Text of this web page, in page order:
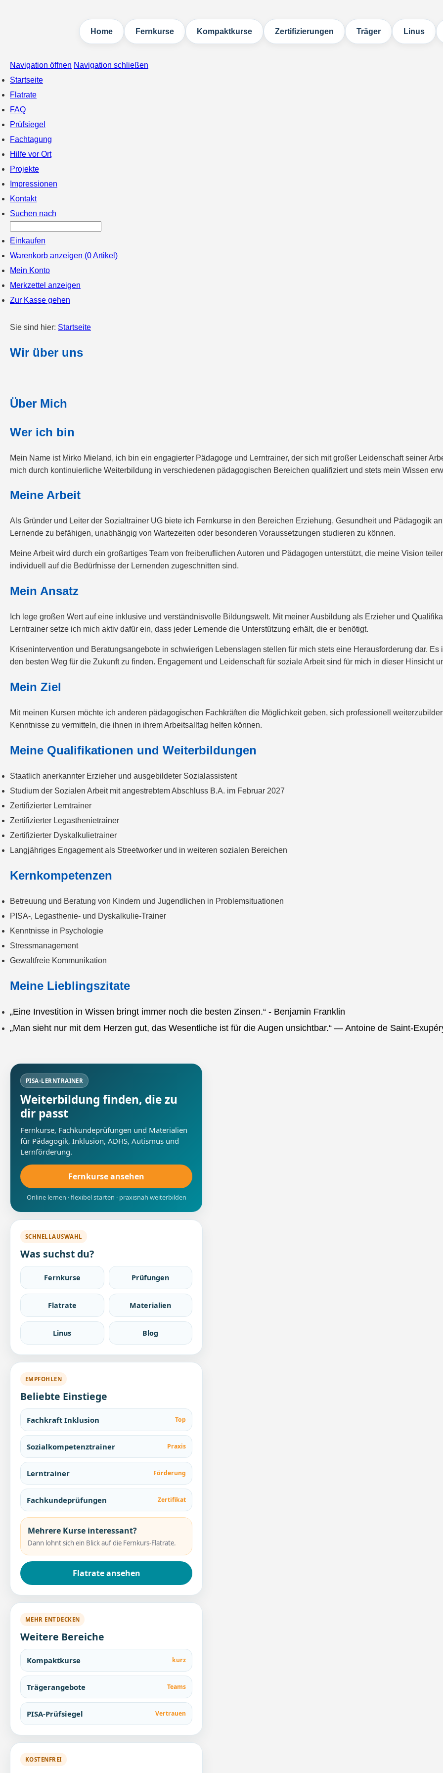
Home Fernkurse Kompaktkurse Zertifizierungen Träger Linus
Navigation öffnen Navigation schließen
Startseite
Flatrate
FAQ
Prüfsiegel
Fachtagung
Hilfe vor Ort
Projekte
Impressionen
Kontakt
Suchen nach
Einkaufen
Warenkorb anzeigen (0Artikel)
Mein Konto
Merkzettel anzeigen
Zur Kasse gehen
Sie sind hier: Startseite
Wir über uns
Über Mich
Wer ich bin
Mein Name ist Mirko Mieland, ich bin ein engagierter Pädagoge und Lerntrainer, der sich mit großer Leidenschaft seiner
mich durch kontinuierliche Weiterbildung in verschiedenen pädagogischen Bereichen qualifiziert und stets mein Wissen
Meine Arbeit
Als Gründer und Leiter der Sozialtrainer UG biete ich Fernkurse in den Bereichen Erziehung, Gesundheit und Pädagogik
Lernende zu befähigen, unabhängig von Wartezeiten oder besonderen Voraussetzungen studieren zu können.
Meine Arbeit wird durch ein großartiges Team von freiberuflichen Autoren und Pädagogen unterstützt, die meine Vision
individuell auf die Bedürfnisse der Lernenden zugeschnitten sind.
Mein Ansatz
Ich lege großen Wert auf eine inklusive und verständnisvolle Bildungswelt. Mit meiner Ausbildung als Erzieher und
Lerntrainer setze ich mich aktiv dafür ein, dass jeder Lernende die Unterstützung erhält, die er benötigt.
Krisenintervention und Beratungsangebote in schwierigen Lebenslagen stellen für mich stets eine Herausforderung dar.
den besten Weg für die Zukunft zu finden. Engagement und Leidenschaft für soziale Arbeit sind für mich in dieser Hinsicht
Mein Ziel
Mit meinen Kursen möchte ich anderen pädagogischen Fachkräften die Möglichkeit geben, sich professionell
Kenntnisse zu vermitteln, die ihnen in ihrem Arbeitsalltag helfen können.
Meine Qualifikationen und Weiterbildungen
Staatlich anerkannter Erzieher und ausgebildeter Sozialassistent
Studium der Sozialen Arbeit mit angestrebtem Abschluss B.A. im Februar 2027
Zertifizierter Lerntrainer
Zertifizierter Legasthenietrainer
Zertifizierter Dyskalkulietrainer
Langjähriges Engagement als Streetworker und in weiteren sozialen Bereichen
Kernkompetenzen
Betreuung und Beratung von Kindern und Jugendlichen in Problemsituationen
PISA-, Legasthenie- und Dyskalkulie-Trainer
Kenntnisse in Psychologie
Stressmanagement
Gewaltfreie Kommunikation
Meine Lieblingszitate
„Eine Investition in Wissen bringt immer noch die besten Zinsen.“ - Benjamin Franklin
„Man sieht nur mit dem Herzen gut, das Wesentliche ist für die Augen unsichtbar.“ — Antoine de Saint-
PISA-LERNTRAINER
Weiterbildung finden, die zu
dir passt
Fernkurse, Fachkundeprüfungen und Materialien
für Pädagogik, Inklusion, ADHS, Autismus und
Lernförderung.
Fernkurse ansehen
Online lernen · flexibel starten · praxisnah weiterbilden
SCHNELLAUSWAHL
Was suchst du?
Fernkurse Prüfungen
Flatrate Materialien
Linus Blog
EMPFOHLEN
Beliebte Einstiege
Fachkraft Inklusion Top
Sozialkompetenztrainer Praxis
Lerntrainer Förderung
Fachkundeprüfungen Zertifikat
Mehrere Kurse interessant?
Dann lohnt sich ein Blick auf die Fernkurs-Flatrate.
Flatrate ansehen
MEHR ENTDECKEN
Weitere Bereiche
Kompaktkurse kurz
Trägerangebote Teams
PISA-Prüfsiegel Vertrauen
KOSTENFREI